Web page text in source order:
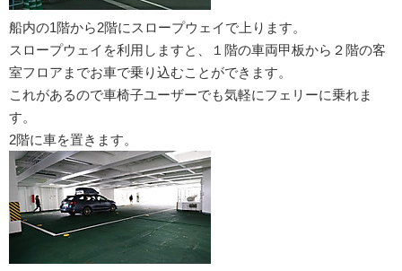
船内の1階から2階にスロープウェイで上ります。
スロープウェイを利用しますと、１階の車両甲板から２階の客
室フロアまでお車で乗り込むことができます。
これがあるので車椅子ユーザーでも気軽にフェリーに乗れま
す。
2階に車を置きます。